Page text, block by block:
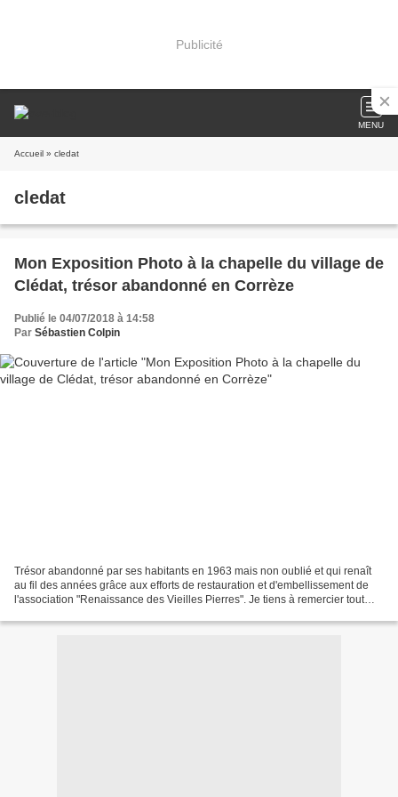
Publicité
MENU
Accueil » cledat
cledat
Mon Exposition Photo à la chapelle du village de
Clédat, trésor abandonné en Corrèze
Publié le 04/07/2018 à 14:58
Par Sébastien Colpin
Trésor abandonné par ses habitants en 1963 mais non oublié et qui renaît
au fil des années grâce aux efforts de restauration et d'embellissement de
l'association "Renaissance des Vieilles Pierres". Je tiens à remercier tout